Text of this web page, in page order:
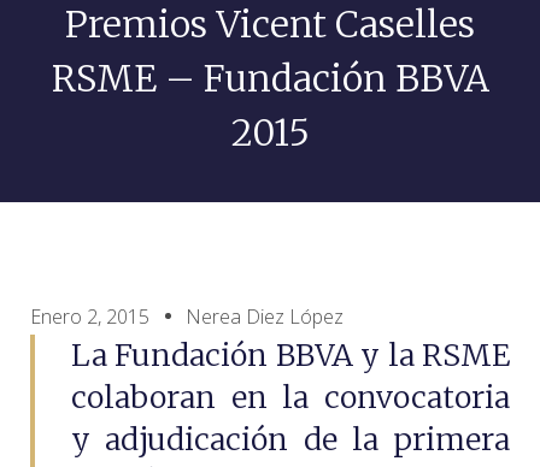
Premios Vicent Caselles
RSME – Fundación BBVA
2015
Enero 2, 2015 Nerea Diez López
La Fundación BBVA y la RSME
colaboran en la convocatoria
y adjudicación de la primera